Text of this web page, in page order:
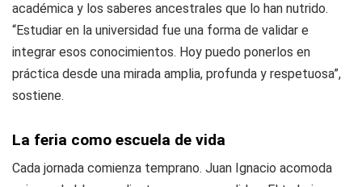
académica y los saberes ancestrales que lo han nutrido.
“Estudiar en la universidad fue una forma de validar e
integrar esos conocimientos. Hoy puedo ponerlos en
práctica desde una mirada amplia, profunda y respetuosa”,
sostiene.
La feria como escuela de vida
Cada jornada comienza temprano. Juan Ignacio acomoda